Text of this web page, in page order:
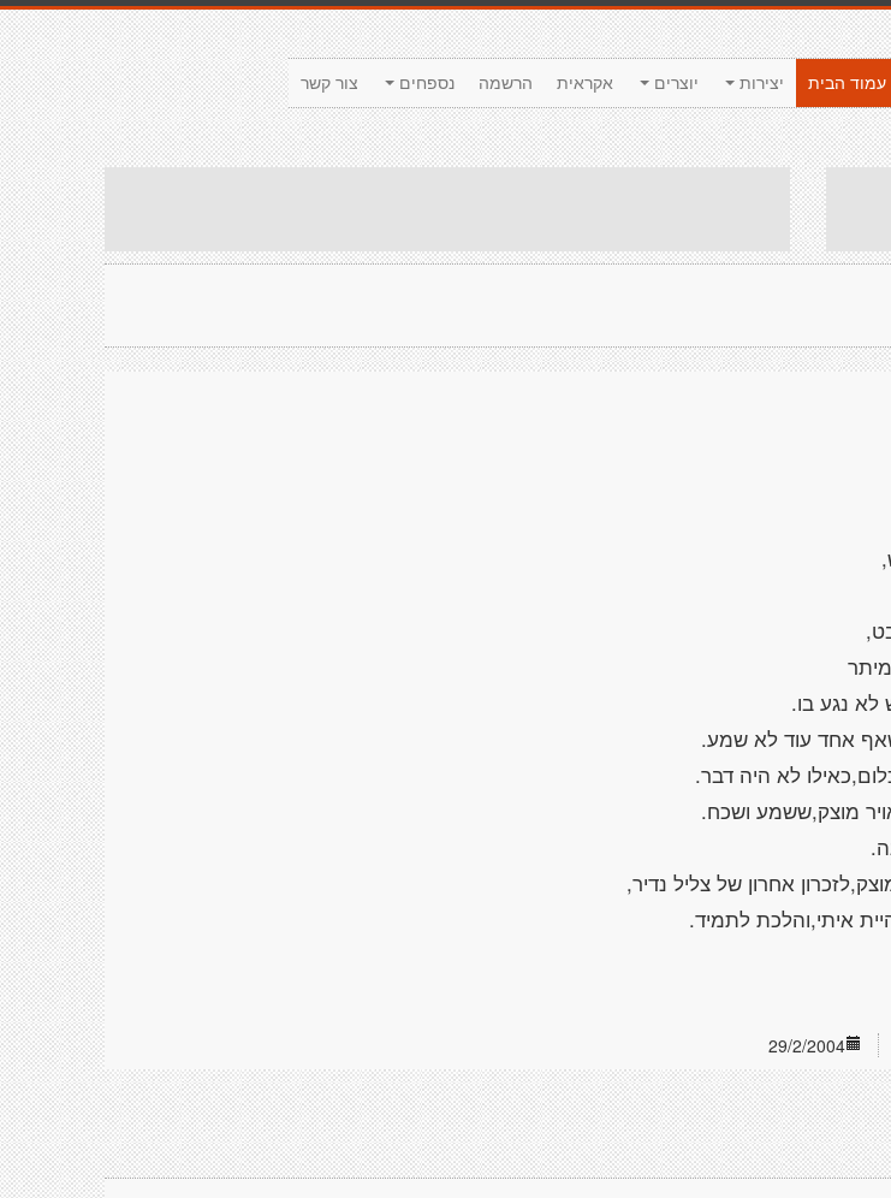
צור קשר נספחים הרשמה אקראית יוצרים יצירות
עמוד הבית
29/2/2004